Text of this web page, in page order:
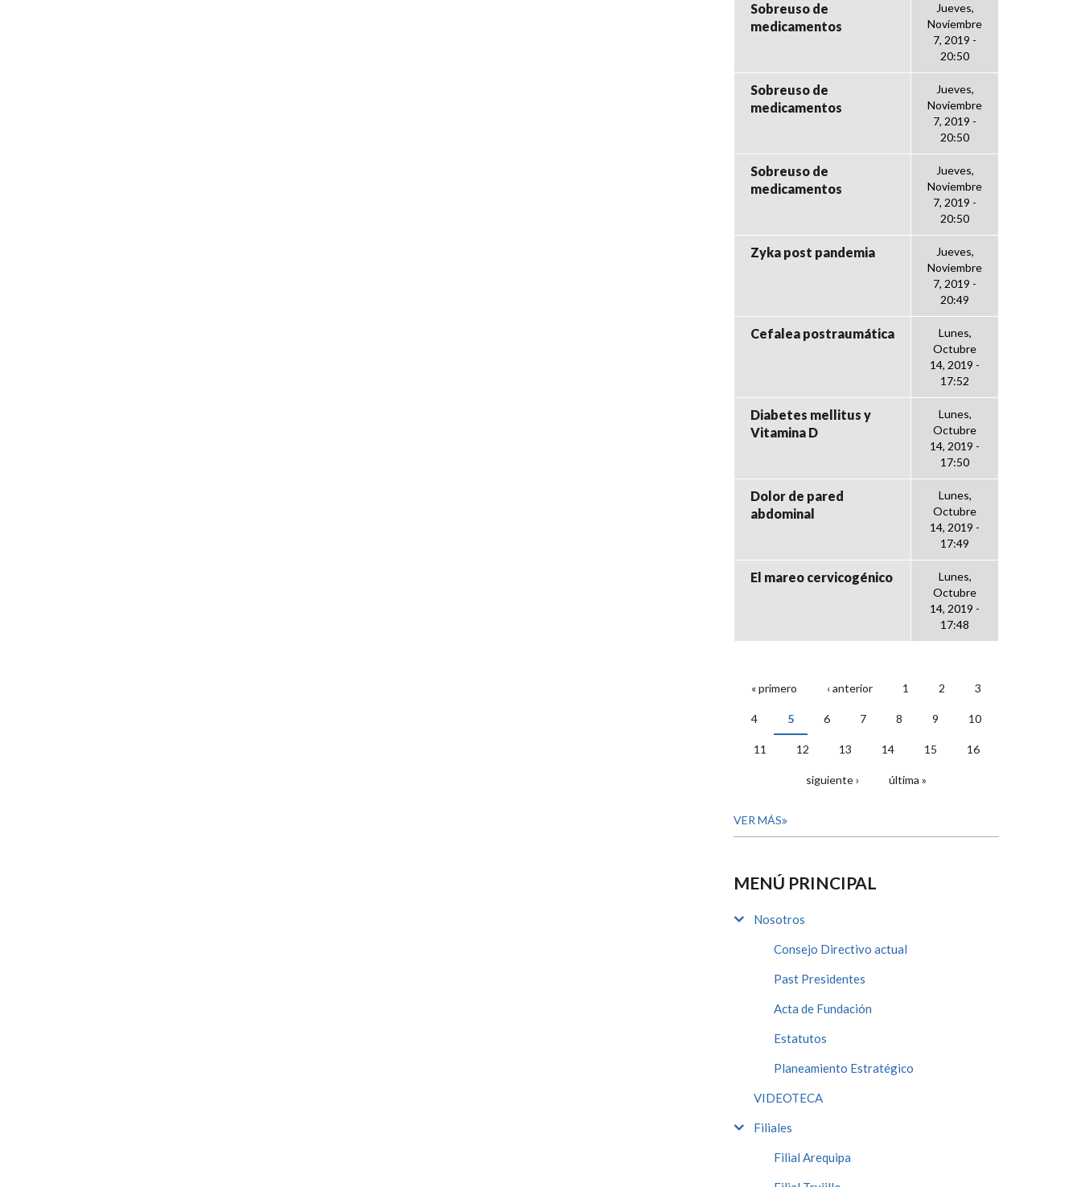
Sobreuso de
medicamentos
Jueves,
Noviembre
7, 2019 -
20:50
Sobreuso de
medicamentos
Jueves,
Noviembre
7, 2019 -
20:50
Sobreuso de
medicamentos
Jueves,
Noviembre
7, 2019 -
20:50
Zyka post pandemia
Jueves,
Noviembre
7, 2019 -
20:49
Cefalea postraumática
Lunes,
Octubre
14, 2019 -
17:52
Diabetes mellitus y
Vitamina D
Lunes,
Octubre
14, 2019 -
17:50
Dolor de pared
abdominal
Lunes,
Octubre
14, 2019 -
17:49
El mareo cervicogénico
Lunes,
Octubre
14, 2019 -
17:48
PÁGINAS
« primero ‹ anterior 1 2 3
4 5 6 7 8 9 10
11 12 13 14 15 16
siguiente › última »
VER MÁS
MENÚ PRINCIPAL
Nosotros
Consejo Directivo actual
Past Presidentes
Acta de Fundación
Estatutos
Planeamiento Estratégico
VIDEOTECA
Filiales
Filial Arequipa